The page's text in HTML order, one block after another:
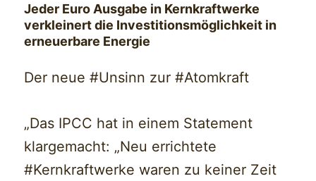
Jeder Euro Ausgabe in Kernkraftwerke
verkleinert die Investitionsmöglichkeit in
erneuerbare Energie
Der neue #Unsinn zur #Atomkraft
„Das IPCC hat in einem Statement
klargemacht: „Neu errichtete
#Kernkraftwerke waren zu keiner Zeit